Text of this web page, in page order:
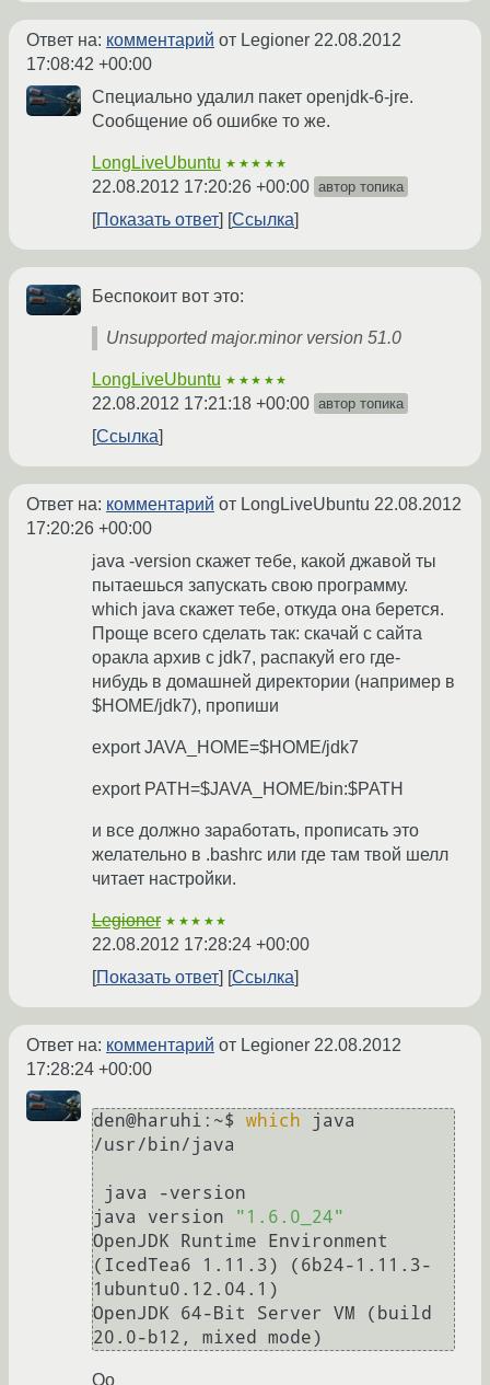
Ответ на: комментарий от Legioner 22.08.2012
17:08:42 +00:00
Специально удалил пакет openjdk-6-jre.
Сообщение об ошибке то же.
LongLiveUbuntu ★★★★★
22.08.2012 17:20:26 +00:00 автор топика
Показать ответ Ссылка
Беспокоит вот это:
Unsupported major.minor version 51.0
LongLiveUbuntu ★★★★★
22.08.2012 17:21:18 +00:00 автор топика
Ссылка
Ответ на: комментарий от LongLiveUbuntu 22.08.2012
17:20:26 +00:00
java -version скажет тебе, какой джавой ты
пытаешься запускать свою программу.
which java скажет тебе, откуда она берется.
Проще всего сделать так: скачай с сайта
оракла архив с jdk7, распакуй его где-
нибудь в домашней директории (например в
$HOME/jdk7), пропиши
export JAVA_HOME=$HOME/jdk7
export PATH=$JAVA_HOME/bin:$PATH
и все должно заработать, прописать это
желательно в .bashrc или где там твой шелл
читает настройки.
Legioner ★★★★★
22.08.2012 17:28:24 +00:00
Показать ответ
Ссылка
Ответ на: комментарий от Legioner 22.08.2012
17:28:24 +00:00
den@haruhi:~$ which java
/usr/bin/java
java version
"1.6.0_24"
OpenJDK Runtime Environment
(IcedTea6 1.11.3) (6b24-1.11.3-
1ubuntu0.12.04.1)
OpenJDK 64-Bit Server VM (build
Оо